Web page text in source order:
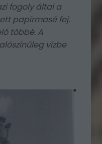
fogoly által a
papírmasé fej.
többé. A
vízbe